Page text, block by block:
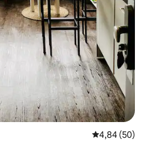
4,84 ud af 5 i
4,84 (50)